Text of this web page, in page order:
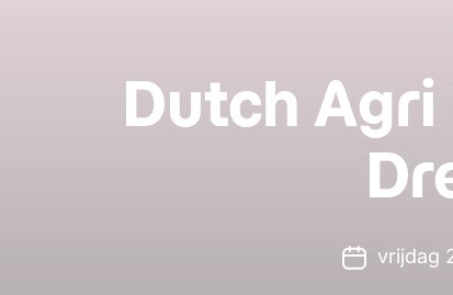
Dutch Agri
vrijdag